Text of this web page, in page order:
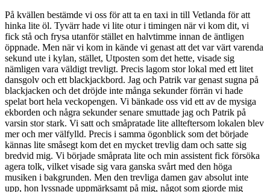
På kvällen bestämde vi oss för att ta en taxi in till Vetlanda för att
hinka lite öl. Tyvärr hade vi lite otur i timingen när vi kom dit, vi
fick stå och frysa utanför stället en halvtimme innan de äntligen
öppnade. Men när vi kom in kände vi genast att det var värt varenda
sekund ute i kylan, stället, Utposten som det hette, visade sig
nämligen vara väldigt trevligt. Precis lagom stor lokal med ett litet
dansgolv och ett blackjackbord. Jag och Patrik var genast sugna på
blackjacken och det dröjde inte många sekunder förrän vi hade
spelat bort hela veckopengen. Vi bänkade oss vid ett av de mysiga
ekborden och några sekunder senare smuttade jag och Patrik på
varsin stor stark. Vi satt och småpratade lite allteftersom lokalen blev
mer och mer välfylld. Precis i samma ögonblick som det började
kännas lite småsegt kom det en mycket trevlig dam och satte sig
bredvid mig. Vi började småprata lite och min assistent fick försöka
agera tolk, vilket visade sig vara ganska svårt med den höga
musiken i bakgrunden. Men den trevliga damen gav absolut inte
upp, hon lyssnade uppmärksamt på mig, något som gjorde mig